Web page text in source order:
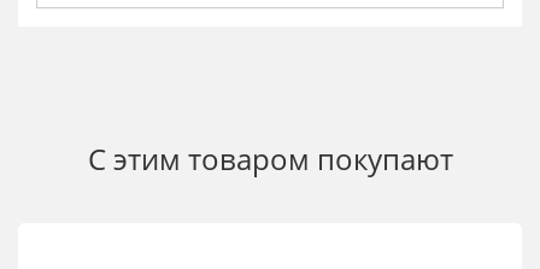
С этим товаром покупают